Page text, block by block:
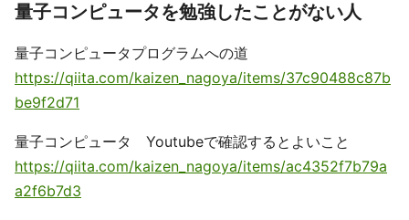
量子コンピュータを勉強したことがない人
量子コンピュータプログラムへの道
https://qiita.com/kaizen_nagoya/items/37c90488c87b
be9f2d71
量子コンピュータ Youtubeで確認するとよいこと
https://qiita.com/kaizen_nagoya/items/ac4352f7b79a
a2f6b7d3